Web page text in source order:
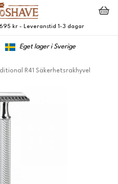
kr - Leveranstid 1-3 dagar
Eget lager i Sverige
R41 Säkerhetsrakhyvel